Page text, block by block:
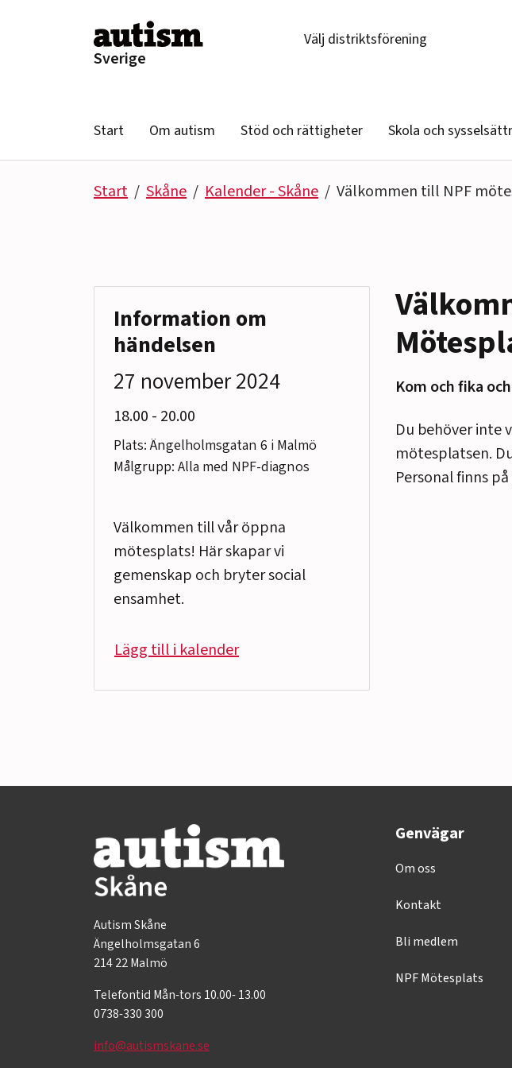
Sverige
Välj distriktsförening
Start Om autism Stöd och rättigheter Skola och
Start Skåne Kalender - Skåne Välkommen till NPF
Kom och fika
Du behöver inte
mötesplatsen.
Personal finns
Information om
händelsen
27 november 2024
18.00 till
- 20.00
Plats: Ängelholmsgatan 6 i Malmö
Målgrupp: Alla med NPF-diagnos
Välkommen till vår öppna
mötesplats! Här skapar vi
gemenskap och bryter social
ensamhet.
Lägg till i kalender
Autism Skåne
Ängelholmsgatan 6
214 22 Malmö
Telefontid Mån-tors 10.00- 13.00
0738-330 300
info@autismskane.se
Genvägar
Om oss
Kontakt
Bli medlem
NPF Mötesplats